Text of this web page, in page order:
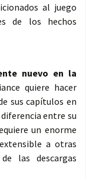
al juego
de los hechos
nuevo en la
quiere hacer
sus capítulos en
entre su
un enorme
a otras
las descargas